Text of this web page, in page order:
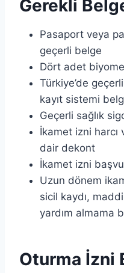
Gerekli
Pasaport veya
geçerli belge
Dört adet
Türkiye’de
kayıt sistemi
Geçerli sağlık
İkamet izni
dair dekont
İkamet izni
Uzun dönem
sicil kaydı,
yardım almama
Oturma İzni